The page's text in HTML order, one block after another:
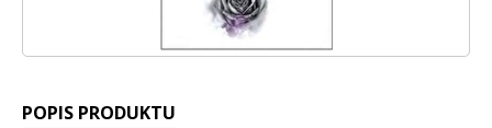
POPIS PRODUKTU